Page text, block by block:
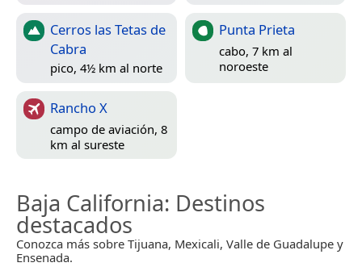
Cerros las Tetas de
Cabra
pico, 4½ km al norte
Punta Prieta
cabo, 7 km al
noroeste
Rancho X
campo de aviación, 8
km al sureste
Baja California: Destinos
destacados
Conozca más sobre Tijuana, Mexicali, Valle de Guadalupe y
Ensenada.